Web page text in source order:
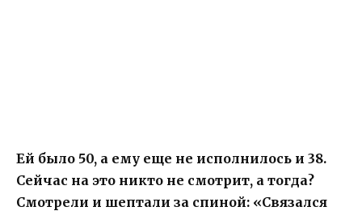
Ей было 50, а ему еще не исполнилось и 38.
Сейчас на это никто не смотрит, а тогда?
Смотрели и шептали за спиной: «Связался